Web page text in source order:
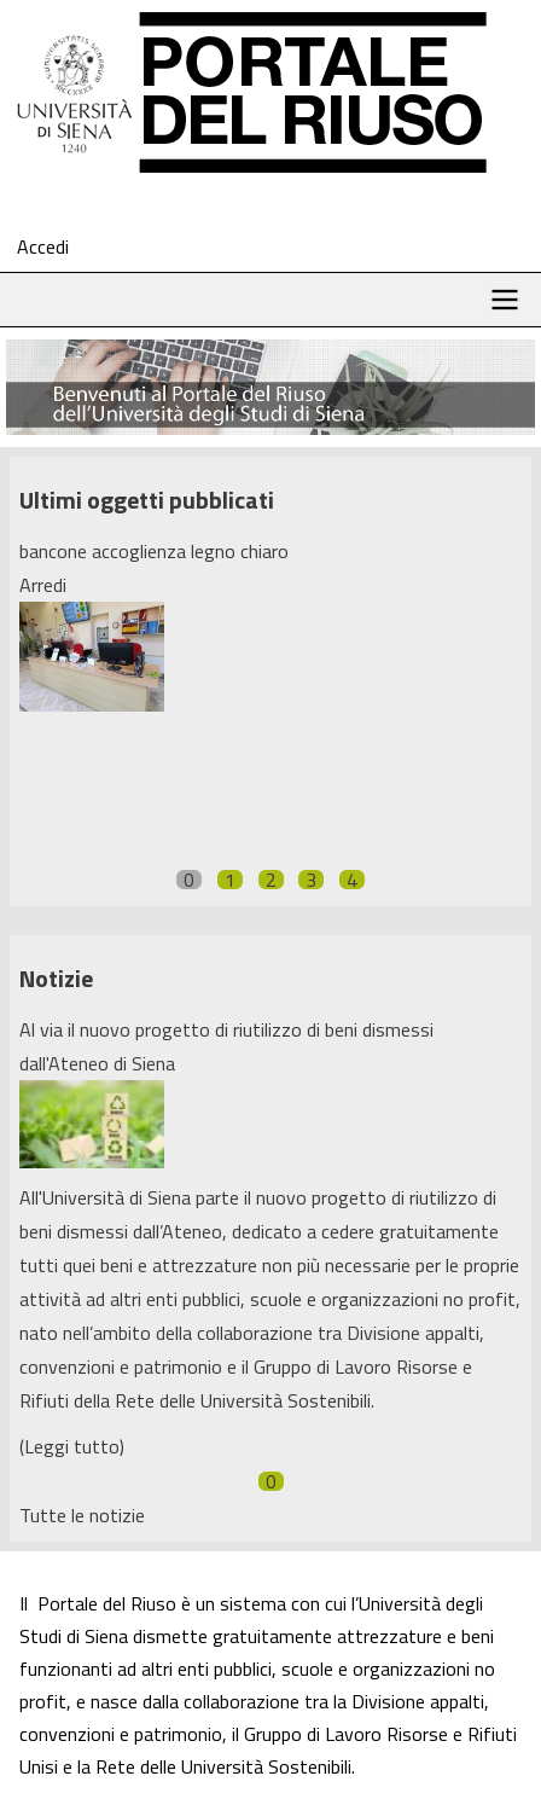
contenuto
principale
Menu
utente
Accedi
Navigazione
principale
Ultimi oggetti pubblicati
bancone accoglienza legno chiaro
Arredi
0 1 2 3 4
Notizie
Al via il nuovo progetto di riutilizzo di beni dismessi
dall'Ateneo di Siena
All'Università di Siena parte il nuovo progetto di riutilizzo di
beni dismessi dall’Ateneo, dedicato a cedere gratuitamente
tutti quei beni e attrezzature non più necessarie per le proprie
attività ad altri enti pubblici, scuole e organizzazioni no profit,
nato nell’ambito della collaborazione tra Divisione appalti,
convenzioni e patrimonio e il Gruppo di Lavoro Risorse e
Rifiuti della Rete delle Università Sostenibili.
(Leggi tutto)
0
Tutte le notizie
Il Portale del Riuso è un sistema con cui l’Università degli
Studi di Siena dismette gratuitamente attrezzature e beni
funzionanti ad altri enti pubblici, scuole e organizzazioni no
profit, e nasce dalla collaborazione tra la Divisione appalti,
convenzioni e patrimonio, il Gruppo di Lavoro Risorse e Rifiuti
Unisi e la Rete delle Università Sostenibili.